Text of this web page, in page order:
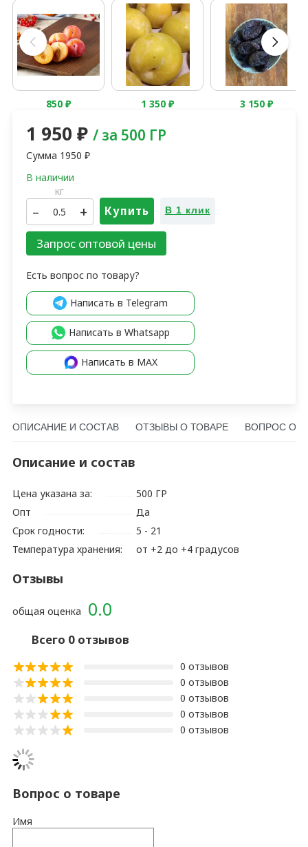
850₽ 1 350₽ 3 150₽
1 950 ₽ / за 500 ГР
Сумма 1950 ₽
кг
– + Купить В 1 клик
Запрос оптовой цены
Есть вопрос по товару?
Написать в Telegram
Написать в Whatsapp
Написать в MAX
ОПИСАНИЕ И СОСТАВ ОТЗЫВЫ О ТОВАРЕ ВОПРОС О
Описание и состав
Цена указана за:
500 ГР
Опт
Да
Срок годности:
5 - 21
Температура хранения:
от +2 до +4 градусов
Отзывы
0.0
общая оценка
Всего 0 отзывов
0 отзывов
0 отзывов
0 отзывов
0 отзывов
0 отзывов
Вопрос о товаре
Имя